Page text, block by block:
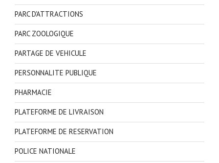
PARC D'ATTRACTIONS
PARC ZOOLOGIQUE
PARTAGE DE VEHICULE
PERSONNALITE PUBLIQUE
PHARMACIE
PLATEFORME DE LIVRAISON
PLATEFORME DE RESERVATION
POLICE NATIONALE